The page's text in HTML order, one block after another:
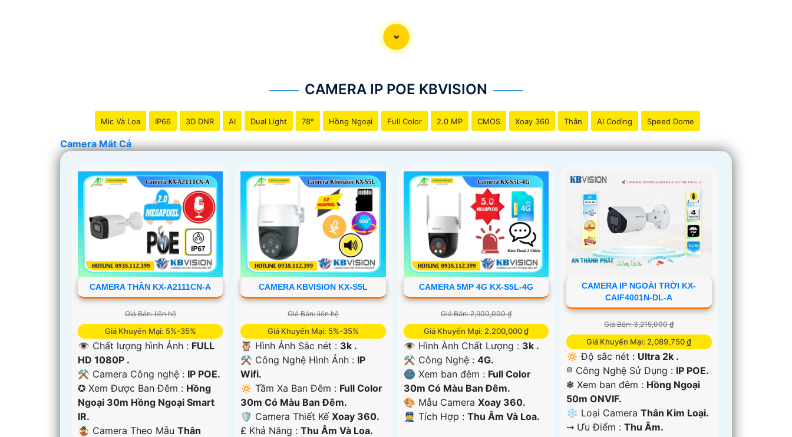
CAMERA IP POE KBVISION
Mic Và Loa IP66 3D DNR AI Dual Light 78° Hồng Ngoại Full Color 2.0 MP CMOS Xoay 360 Thân AI Coding Speed Dome
Camera Mắt Cá
CAMERA THÂN KX-A2111CN-A
Giá Bán: liên hệ
Giá Khuyến Mại: 5%-35%
👁 Chất lượng hình Ảnh : FULL
HD 1080P .
⚒ Camera Công nghệ : IP POE.
✪ Xem Được Ban Đêm : Hồng
Ngoại 30m Hồng Ngoại Smart
IR.
🤹 Camera Theo Mẫu Thân
CAMERA KBVISION KX-S5L
Giá Bán: liên hệ
Giá Khuyến Mại: 5%-35%
🦉 Hình Ảnh Sắc nét : 3k .
⚒ Công Nghệ Hình Ảnh : IP
Wifi.
🔅 Tầm Xa Ban Đêm : Full Color
30m Có Màu Ban Ðêm.
🛡 Camera Thiết KếXoay 360.
️₤ Khả Năng :Thu Âm Và Loa.
CAMERA 5MP 4G KX-S5L-4G
Giá Bán: 2,900,000 ₫
Giá Khuyến Mại: 2,200,000 ₫
👁 Hình Ành Chất Lượng : 3k .
⚒ Công Nghệ : 4G.
🌚 Xem ban đêm : Full Color
30m Có Màu Ban Ðêm.
🎨 Mẫu Camera Xoay 360.
️👮 Tích Hợp : Thu Âm Và Loa.
CAMERA IP NGOÀI TRỜI KX-
CAIF4001N-DL-A
Giá Bán: 3,215,000 ₫
Giá Khuyến Mại: 2,089,750 ₫
🔅 Độ sắc nét : Ultra 2k .
®️ Công Nghệ Sử Dụng : IP POE.
❃ Xem ban đêm : Hồng Ngoại
50m ONVIF.
❄ Loại CameraThân Kim Loại.
️⇝ Ưu Điểm :Thu Âm.